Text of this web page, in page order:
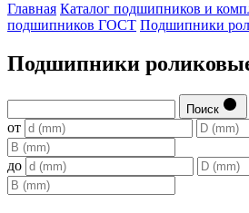
Главная Каталог подшипников и
подшипников ГОСТ Подшипники
Подшипники
Поиск
от
до